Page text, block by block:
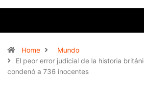
Home
Mundo
El peor error judicial de la historia
condenó a 736 inocentes